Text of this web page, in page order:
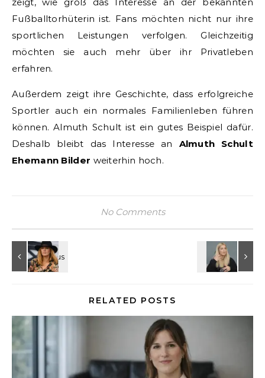
Fußballtorhüterin ist. Fans möchten nicht nur ihre
sportlichen Leistungen verfolgen. Gleichzeitig
möchten sie auch mehr über ihr Privatleben
erfahren.
Außerdem zeigt ihre Geschichte, dass erfolgreiche
Sportler auch ein normales Familienleben führen
können. Almuth Schult ist ein gutes Beispiel dafür.
Deshalb bleibt das Interesse an Almuth Schult
Ehemann Bilder weiterhin hoch.
No Comments
RELATED POSTS